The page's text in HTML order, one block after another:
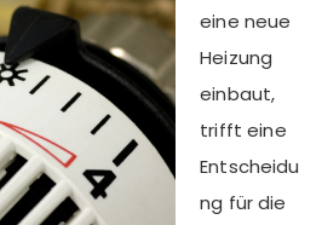
eine neue
Heizung
einbaut,
trifft eine
Entscheidu
ng für die